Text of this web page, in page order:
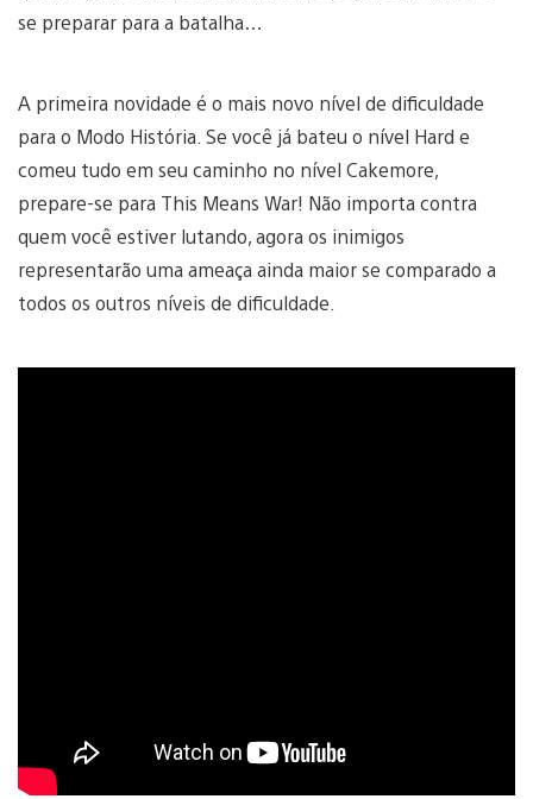
se preparar para a batalha…
A primeira novidade é o mais novo nível de dificuldade
para o Modo História. Se você já bateu o nível Hard e
comeu tudo em seu caminho no nível Cakemore,
prepare-se para This Means War! Não importa contra
quem você estiver lutando, agora os inimigos
representarão uma ameaça ainda maior se comparado a
todos os outros níveis de dificuldade.